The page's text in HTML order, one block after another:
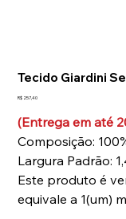
Tecido Giardini
Preço
R$ 257,40
(Entrega em até
Composição:
Largura Padrão:
Este produto é
equivale a 1(um)